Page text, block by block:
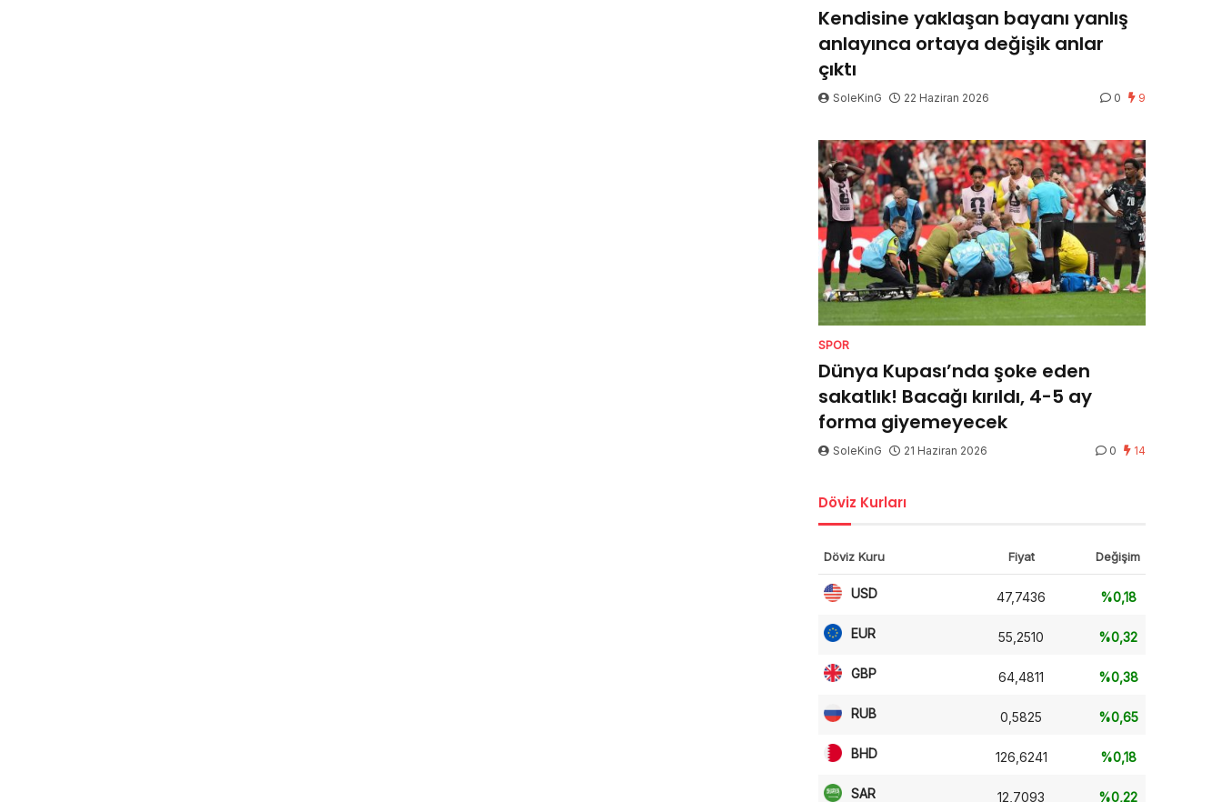
Kendisine yaklaşan bayanı yanlış
anlayınca ortaya değişik anlar
çıktı
SoleKinG 22 Haziran 2026 0 9
SPOR
Dünya Kupası’nda şoke eden
sakatlık! Bacağı kırıldı, 4-5 ay
forma giyemeyecek
SoleKinG 21 Haziran 2026 0 14
Döviz Kurları
Döviz Kuru Fiyat Değişim
USD 47,7436 %0,18
EUR 55,2510 %0,32
GBP 64,4811 %0,38
RUB 0,5825 %0,65
BHD 126,6241 %0,18
SAR 12,7093 %0,22